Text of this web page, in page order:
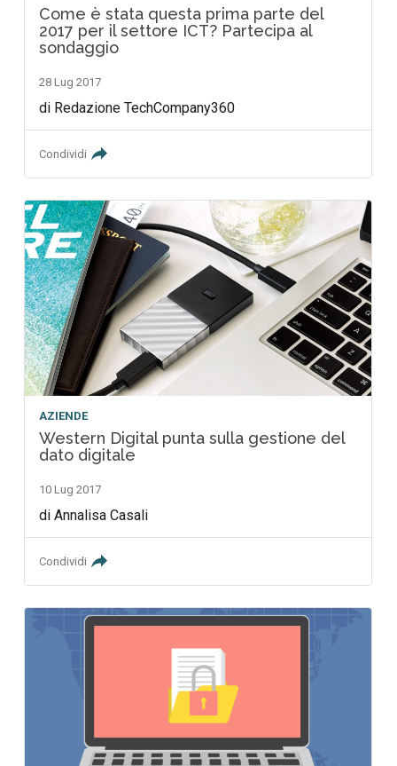
Come è stata questa prima parte del
2017 per il settore ICT? Partecipa al
sondaggio
28 Lug 2017
di Redazione TechCompany360
Condividi
AZIENDE
Western Digital punta sulla gestione del
dato digitale
10 Lug 2017
di Annalisa Casali
Condividi